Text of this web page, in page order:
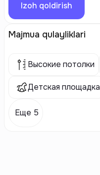
Izoh qoldirish
Majmua qulayliklari
Высокие потолки
Детская площадка
Еще 5